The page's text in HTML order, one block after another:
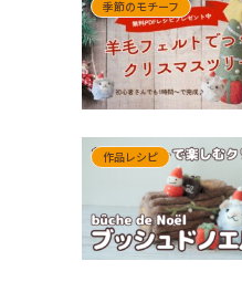
季節のモチーフ
作品レシピ